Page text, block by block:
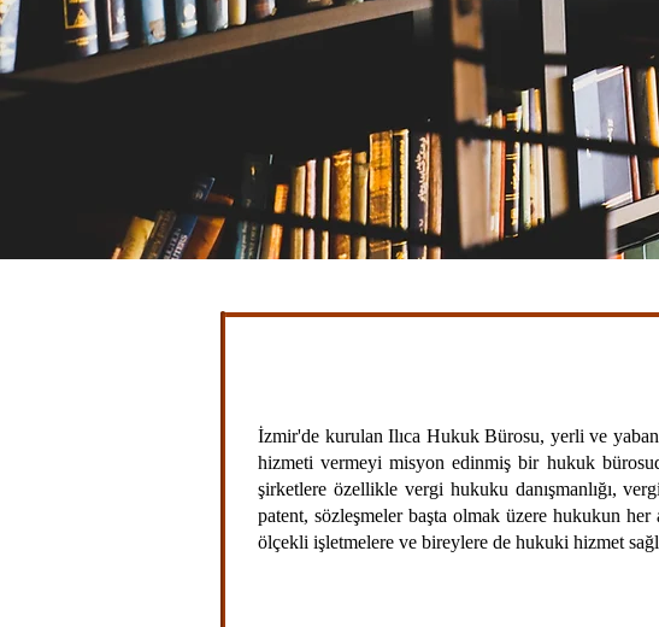
İzmir'de kurulan Ilıca Hukuk Bürosu, yerli ve
hizmeti vermeyi misyon edinmiş bir hukuk
şirketlere özellikle vergi hukuku danışmanlığı,
patent, sözleşmeler başta olmak üzere hukukun
ölçekli işletmelere ve bireylere de hukuki hizmet
Av.